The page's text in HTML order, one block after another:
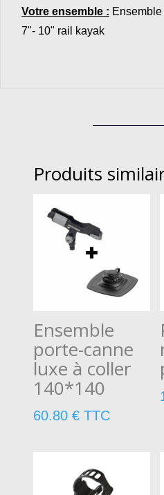
Votre ensemble :
7"- 10" rail kayak
Produits
Ensemble
porte-canne
luxe à coller
140*140
60.80€ TTC